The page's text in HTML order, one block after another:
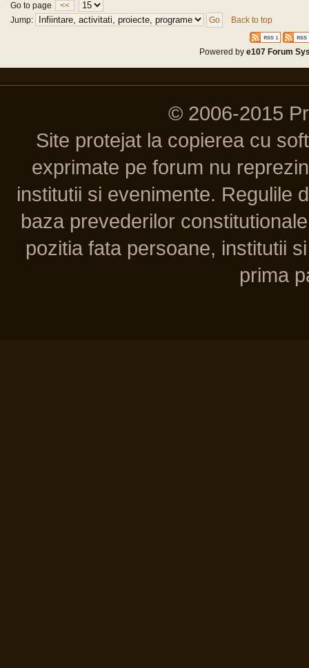
Go to page
<<
Jump:
Back to top
Powered bye107 Forum
© 2006-2015
Site protejat la copierea cu
exprimate pe forum nu
institutii si evenimente. Regulile
baza prevederilor
pozitia fata persoane, institutii
prima